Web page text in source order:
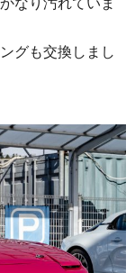
なり汚れていま
グも交換しまし